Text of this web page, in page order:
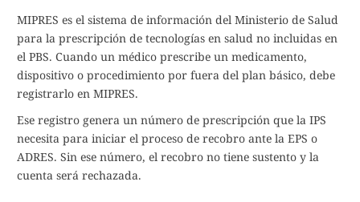
MIPRES es el sistema de información del Ministerio de Salud
para la prescripción de tecnologías en salud no incluidas en
el PBS. Cuando un médico prescribe un medicamento,
dispositivo o procedimiento por fuera del plan básico, debe
registrarlo en MIPRES.
Ese registro genera un número de prescripción que la IPS
necesita para iniciar el proceso de recobro ante la EPS o
ADRES. Sin ese número, el recobro no tiene sustento y la
cuenta será rechazada.